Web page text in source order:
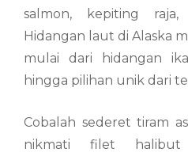
salmon, kepiting
Hidangan laut di Alaska
mulai dari hidangan
hingga pilihan unik dari
Cobalah sederet tiram
nikmati filet